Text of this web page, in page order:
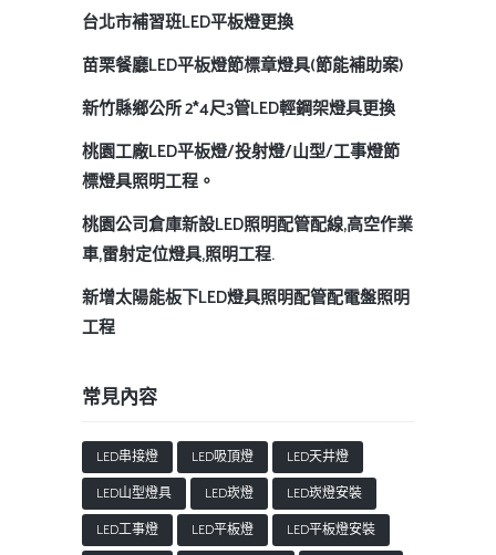
台北市補習班LED平板燈更換
苗栗餐廳LED平板燈節標章燈具(節能補助案)
新竹縣鄉公所 2*4尺3管LED輕鋼架燈具更換
桃園工廠LED平板燈/投射燈/山型/工事燈節
標燈具照明工程。
桃園公司倉庫新設LED照明配管配線,高空作業
車,雷射定位燈具,照明工程.
新增太陽能板下LED燈具照明配管配電盤照明
工程
常見內容
LED串接燈 LED吸頂燈
LED天井燈
LED山型燈具
LED崁燈
LED崁燈安裝
LED工事燈
LED平板燈
LED平板燈安裝